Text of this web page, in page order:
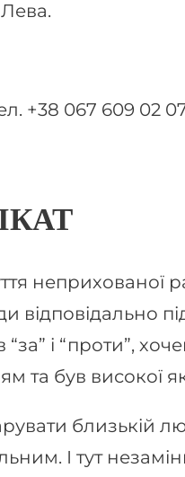
+38 067 609 02
неприхованої
і “проти”,
та був високої
близькій
І тут